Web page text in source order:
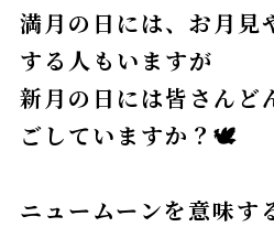
満月の日には、お月見
する人もいますが
新月の日には皆さんど
ごしていますか？🕊
ニュームーンを意味す